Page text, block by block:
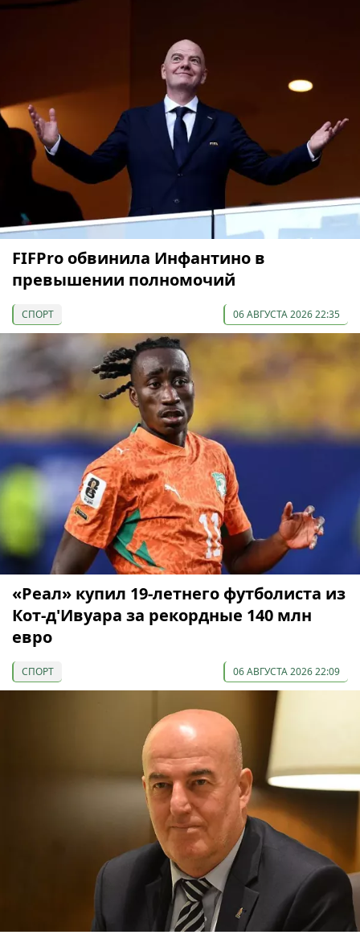
FIFPro обвинила Инфантино в
превышении полномочий
СПОРТ 06 АВГУСТА 2026 22:35
«Реал» купил 19-летнего футболиста из
Кот-д'Ивуара за рекордные 140 млн
евро
СПОРТ 06 АВГУСТА 2026 22:09